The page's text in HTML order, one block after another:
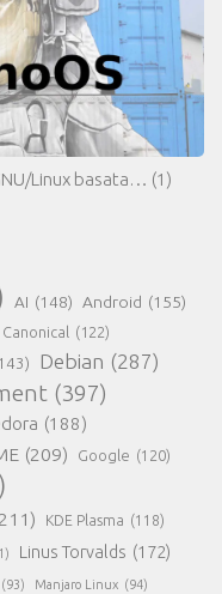
Linux basata… (1)
AI (148) Android (155)
Canonical (122)
Debian (287)
(397)
(188)
(209) Google (120)
KDE Plasma (118)
Linus Torvalds (172)
(93) Manjaro Linux (94)